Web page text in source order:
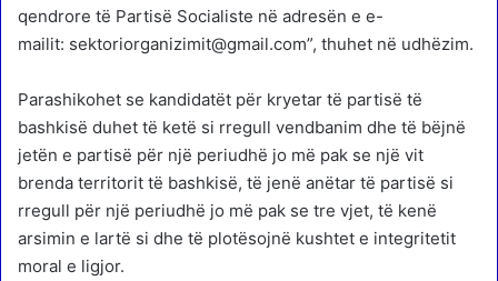
qendrore të Partisë Socialiste në adresën e e-
mailit: sektoriorganizimit@gmail.com”, thuhet në udhëzim.
Parashikohet se kandidatët për kryetar të partisë të
bashkisë duhet të ketë si rregull vendbanim dhe të bëjnë
jetën e partisë për një periudhë jo më pak se një vit
brenda territorit të bashkisë, të jenë anëtar të partisë si
rregull për një periudhë jo më pak se tre vjet, të kenë
arsimin e lartë si dhe të plotësojnë kushtet e integritetit
moral e ligjor.